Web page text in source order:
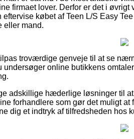
firmaet lover. Derfor er det i
købet af Teen L/S Easy
eller mand.
troværdige genveje til at se
undersøger online butikkens
adskillige hæderlige løsninger til
forhandlere som gør det muligt
dig et indtryk af tilfredsheden hos